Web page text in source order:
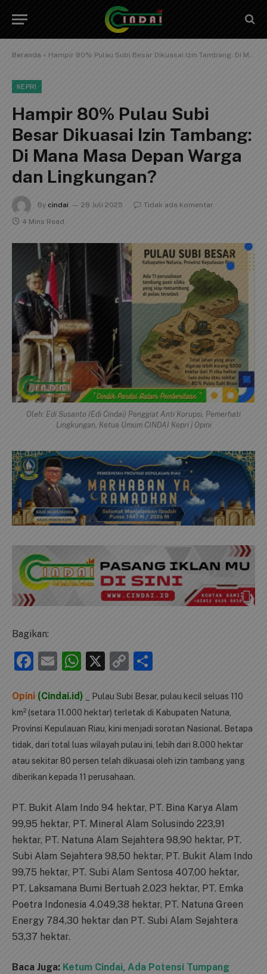
Beranda » Hampir 80% Pulau Subi Besar Dikuasai Izin Tambang: Di Mana Masa Depan Warga dan Lingkungan?
KEPRI
Hampir 80% Pulau Subi
Besar Dikuasai Izin Tambang:
Di Mana Masa Depan Warga
dan Lingkungan?
By cindai 28 Juli 2025
Tidak ada komentar
4 Mins Read
Oleh: Edi Susanto (Edi Cindai) Penggiat Anti Korupsi, Pemerhati
Lingkungan, Ketua Umum CINDAI Kepri | Opini
Bagikan:
Facebook
EmailWhatsApp
X
Copy
Opini (Cindai.id) _ Pulau Subi Besar, pulau kecil seluas 110
km² (setara 11.000 hektar) terletak di Kabupaten Natuna,
Provinsi Kepulauan Riau, kini menjadi sorotan Nasional. Betapa
tidak, dari total luas wilayah pulau ini, lebih dari 8.000 hektar
atau sekitar 80 persen telah dikuasai oleh izin tambang yang
diberikan kepada 11 perusahaan.
PT. Bukit Alam Indo 94 hektar, PT. Bina Karya Alam
99,95 hektar, PT. Mineral Alam Solusindo 223,91
hektar, PT. Natuna Alam Sejahtera 98,90 hektar, PT.
Subi Alam Sejahtera 98,50 hektar, PT. Bukit Alam Indo
99,75 hektar, PT. Subi Alam Sentosa 407,00 hektar,
PT. Laksamana Bumi Bertuah 2.023 hektar, PT. Emka
Poetra Indonesia 4.049,38 hektar, PT. Natuna Green
Energy 784,30 hektar dan PT. Subi Alam Sejahtera
53,37 hektar.
Baca Juga: Ketum Cindai, Ada Potensi Tumpang